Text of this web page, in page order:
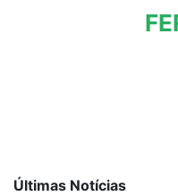
Últimas Notícias